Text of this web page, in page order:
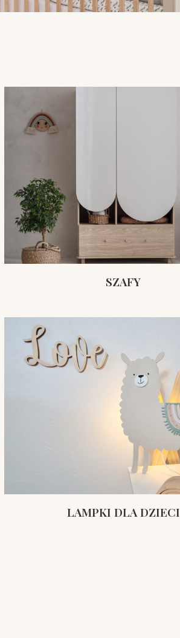
SZAFY
LAMPKI DLA DZIECI